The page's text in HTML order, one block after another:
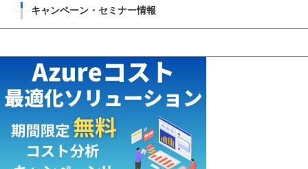
キャンペーン・セミナー情報